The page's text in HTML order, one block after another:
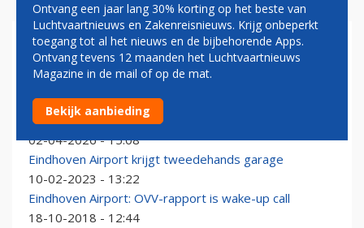
PARKEERGARAGE
Brussels Airport opent nieuwe parkeergarage op
loopafstand van de terminal
02-04-2026 - 15:08
Eindhoven Airport krijgt tweedehands garage
10-02-2023 - 13:22
Eindhoven Airport: OVV-rapport is wake-up call
18-10-2018 - 12:44
Ontvang een jaar lang 30% korting op het beste van
Luchtvaartnieuws en Zakenreisnieuws. Krijg onbeperkt
toegang tot al het nieuws en de bijbehorende Apps.
Ontvang tevens 12 maanden het Luchtvaartnieuws
Magazine in de mail of op de mat.
Bekijk aanbieding